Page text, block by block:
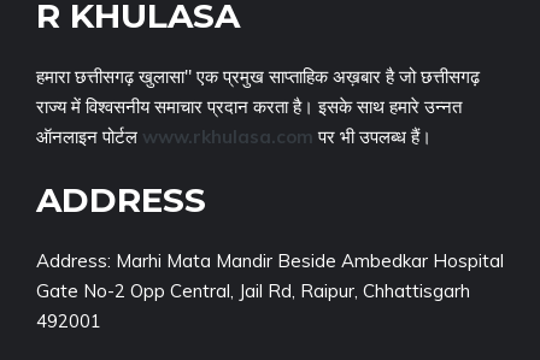
R KHULASA
हमारा छत्तीसगढ़ खुलासा" एक प्रमुख साप्ताहिक अख़बार है जो छत्तीसगढ़
राज्य में विश्वसनीय समाचार प्रदान करता है। इसके साथ हमारे उन्नत
ऑनलाइन पोर्टल www.rkhulasa.com पर भी उपलब्ध हैं।
ADDRESS
Address: Marhi Mata Mandir Beside Ambedkar Hospital
Gate No-2 Opp Central, Jail Rd, Raipur, Chhattisgarh
492001